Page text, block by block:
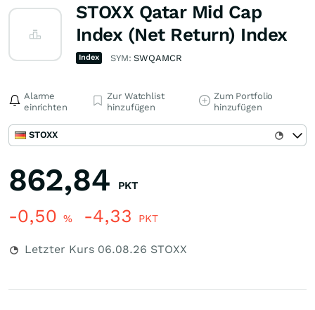
STOXX Qatar Mid Cap
Index (Net Return) Index
Index SYM:SWQAMCR
Alarme
einrichten
Zur Watchlist
hinzufügen
Zum Portfolio
hinzufügen
STOXX
862,84 PKT
-0,50 % -4,33 PKT
Letzter Kurs 06.08.26 STOXX